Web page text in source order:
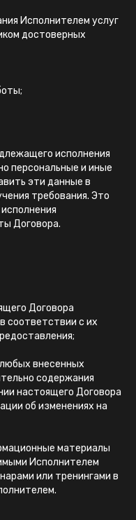
Исполнителем услуг
достоверных
исполнения
персональные и иные
эти данные в
требования. Это
Договора.
Договора
соответствии с их
внесенных
содержания
настоящего Договора
об изменениях на
материалы
Исполнителем
или тренингами в